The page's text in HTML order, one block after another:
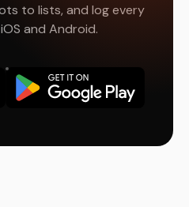
to lists, and log every
and Android.